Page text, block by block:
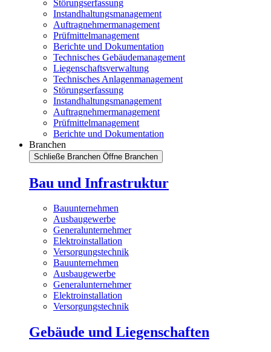
Störungserfassung
Instandhaltungsmanagement
Auftragnehmermanagement
Prüfmittelmanagement
Berichte und Dokumentation
Technisches Gebäudemanagement
Liegenschaftsverwaltung
Technisches Anlagenmanagement
Störungserfassung
Instandhaltungsmanagement
Auftragnehmermanagement
Prüfmittelmanagement
Berichte und Dokumentation
Branchen
Schließe Branchen Öffne Branchen
Bau und Infrastruktur
Bauunternehmen
Ausbaugewerbe
Generalunternehmer
Elektroinstallation
Versorgungstechnik
Bauunternehmen
Ausbaugewerbe
Generalunternehmer
Elektroinstallation
Versorgungstechnik
Gebäude und Liegenschaften